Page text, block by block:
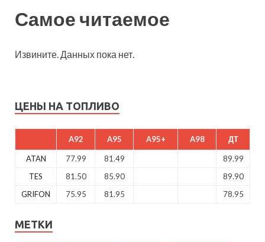
Самое читаемое
Извините. Данных пока нет.
ЦЕНЫ НА ТОПЛИВО
A92 A95 A95+ A98 ДТ
ATAN 77.99 81.49
89.99
TES
81.50 85.90
89.90
GRIFON
75.95 81.95 78.95
МЕТКИ